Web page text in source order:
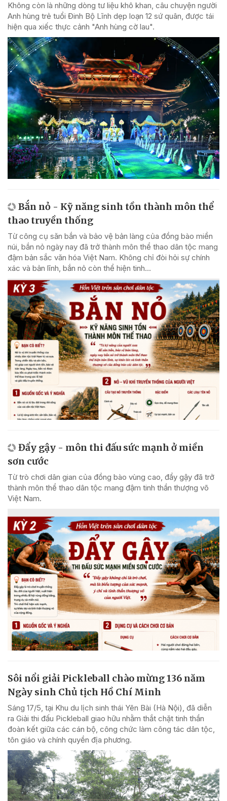
Không còn là những dòng tư liệu khô khan, câu chuyện người
Anh hùng trẻ tuổi Đinh Bộ Lĩnh dẹp loạn 12 sứ quân, được tái
hiện qua xiếc thực cảnh "Anh hùng cờ lau".
Bắn nỏ - Kỹ năng sinh tồn thành môn thể
thao truyền thống
Từ công cụ săn bắn và bảo vệ bản làng của đồng bào miền
núi, bắn nỏ ngày nay đã trở thành môn thể thao dân tộc mang
đậm bản sắc văn hóa Việt Nam. Không chỉ đòi hỏi sự chính
xác và bản lĩnh, bắn nỏ còn thể hiện tinh...
Đẩy gậy - môn thi đấu sức mạnh ở miền
sơn cước
Từ trò chơi dân gian của đồng bào vùng cao, đẩy gậy đã trở
thành môn thể thao dân tộc mang đậm tinh thần thượng võ
Việt Nam.
Sôi nổi giải Pickleball chào mừng 136 năm
Ngày sinh Chủ tịch Hồ Chí Minh
Sáng 17/5, tại Khu du lịch sinh thái Yên Bài (Hà Nội), đã diễn
ra Giải thi đấu Pickleball giao hữu nhằm thắt chặt tinh thần
đoàn kết giữa các cán bộ, công chức làm công tác dân tộc,
tôn giáo và chính quyền địa phương.